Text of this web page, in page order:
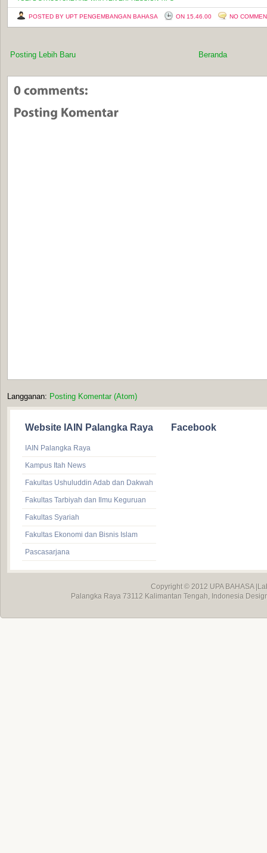
POSTED BY UPT PENGEMBANGAN BAHASA ON 15.46.00 NO
Posting Lebih Baru Beranda
Langganan: Posting Komentar (Atom)
Website IAIN Palangka Raya
IAIN Palangka Raya
Kampus Itah News
Fakultas Ushuluddin Adab dan Dakwah
Fakultas Tarbiyah dan Ilmu Keguruan
Fakultas Syariah
Fakultas Ekonomi dan Bisnis Islam
Pascasarjana
Facebook
Copyright © 2012 UPA BAHASA
Palangka Raya 73112 Kalimantan Tengah, Indonesia